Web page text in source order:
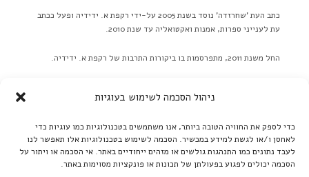
ניהול הסכמה לשימוש בעוגיות
כדי לספק את החוויה הטובה ביותר, אנו משתמשים בטכנולוגיות כמו עוגיות כדי
לאחסן ו/או לגשת למידע במכשיר. הסכמה לשימוש בטכנולוגיות אלו תאפשר לנו
לעבד נתונים כמו התנהגות גולשים או מזהים ייחודיים באתר. אי הסכמה או ויתור על
הסכמה יכולים לפגוע בפעולתן של תכונות או פונקציות מסוימות באתר.
כתב העת 'שחרזדה' נוסד בשנת 2005 על-ידי רקפת א. ידידיה ופעל ככתב
עת לענייני ספרות, אמנות ואקטואליה עד שנת 2010.
החל משנת 2011, מתפרסמות בו ביקורות התרבות של רקפת א. ידידיה.
כפריוויו, אלא ביקורות בלבד! ברם, ידיעות על אירועים שונים יתקבלו
קרא עוד ←